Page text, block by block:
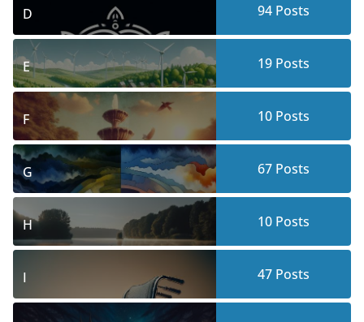
D 94Posts
E 19Posts
F 10Posts
G 67Posts
H 10Posts
I 47Posts